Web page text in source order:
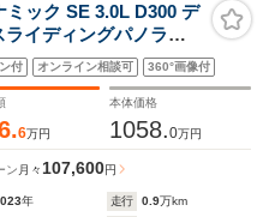
ック SE 3.0L D300 デ
イディングパノラミ
ック エアサスペンショ
ヒ-タ- ピクセルLEDヘ
晶メーター デジタルル
付 オンライン相談可 360°画像付
6万円
本体価格
1058.0万円
ン 月々107,600円
年 走行 0.9万km